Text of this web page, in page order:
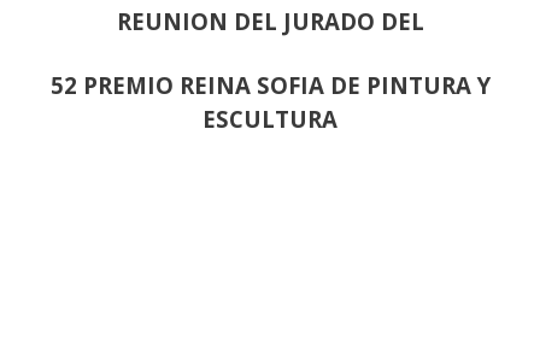
REUNION DEL JURADO DEL
52 PREMIO REINA SOFIA DE PINTURA Y
ESCULTURA